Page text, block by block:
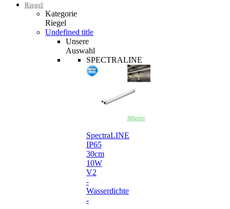
Riegel
Kategorie
Riegel
Undefined title
Unsere
Auswahl
SPECTRALINE
SpectraLINE
IP65
30cm
10W
V2
-
Wasserdichte
-